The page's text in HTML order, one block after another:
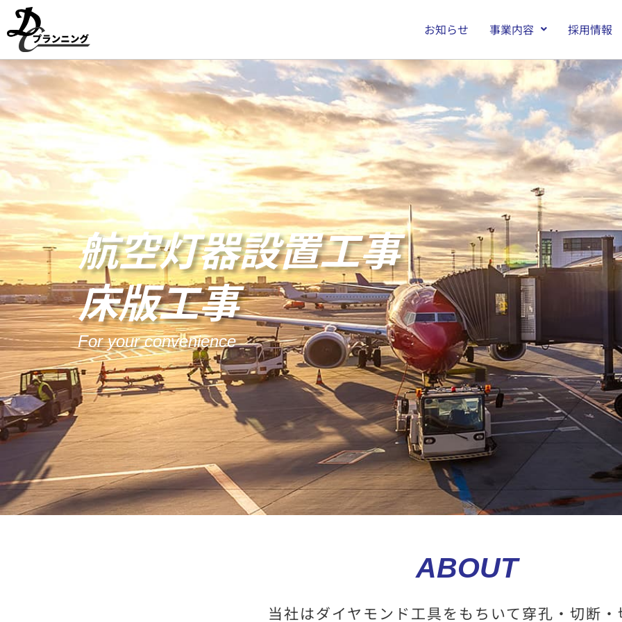
を
ス
キ
ッ
プ
お知らせ 事業内容 採用情報
航空灯器設置工事
床版工事
For your convenience
ABOUT
当社はダイヤモンド工具をもちいて穿孔・切断